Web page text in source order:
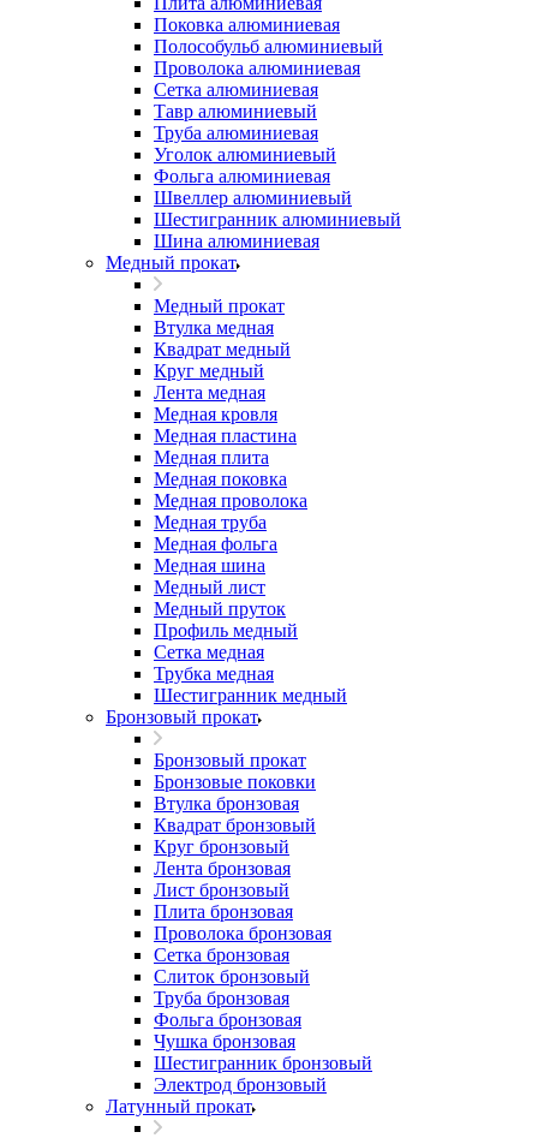
Поковка алюминиевая
Полособульб алюминиевый
Проволока алюминиевая
Сетка алюминиевая
Тавр алюминиевый
Труба алюминиевая
Уголок алюминиевый
Фольга алюминиевая
Швеллер алюминиевый
Шестигранник алюминиевый
Шина алюминиевая
Медный прокат
Медный прокат
Втулка медная
Квадрат медный
Круг медный
Лента медная
Медная кровля
Медная пластина
Медная плита
Медная поковка
Медная проволока
Медная труба
Медная фольга
Медная шина
Медный лист
Медный пруток
Профиль медный
Сетка медная
Трубка медная
Шестигранник медный
Бронзовый прокат
Бронзовый прокат
Бронзовые поковки
Втулка бронзовая
Квадрат бронзовый
Круг бронзовый
Лента бронзовая
Лист бронзовый
Плита бронзовая
Проволока бронзовая
Сетка бронзовая
Слиток бронзовый
Труба бронзовая
Фольга бронзовая
Чушка бронзовая
Шестигранник бронзовый
Электрод бронзовый
Латунный прокат